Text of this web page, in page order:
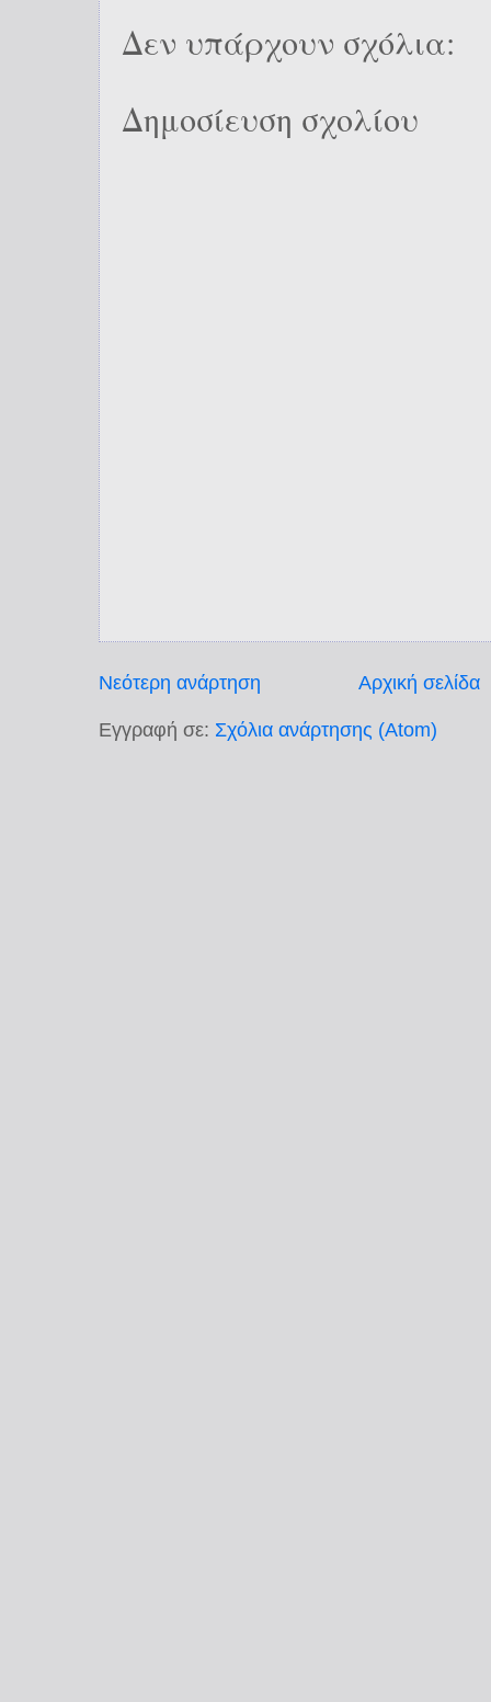
Δεν υπάρχουν σχόλια:
Δημοσίευση σχολίου
Νεότερη ανάρτηση Αρχική σελίδα
Εγγραφή σε: Σχόλια ανάρτησης (Atom)